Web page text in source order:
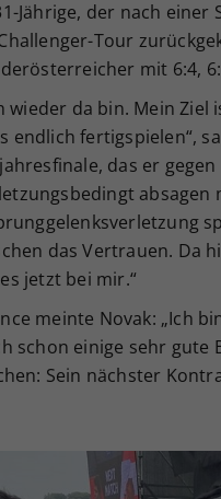
Jährige, der nach
Tour
mit 6:4,
da bin. Mein Ziel
endlich fertigspielen“,
das er
absagen
das Vertrauen. Da
jetzt bei mir.“
meinte Novak: „Ich
schon einige sehr gute
Sein nächster